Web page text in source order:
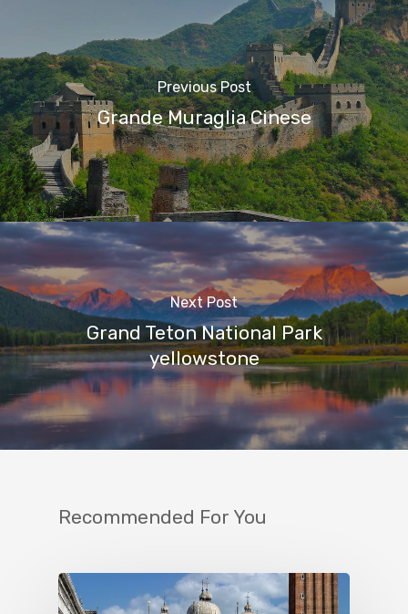
Previous Post
Grande Muraglia Cinese
Next Post
Grand Teton National Park
yellowstone
Recommended For You